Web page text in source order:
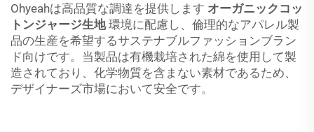
Ohyeahは高品質な調達を提供します オーガニックコッ
トンジャージ生地環境に配慮し、倫理的なアパレル製
品の生産を希望するサステナブルファッションブラン
ド向けです。当製品は有機栽培された綿を使用して製
造されており、化学物質を含まない素材であるため、
デザイナーズ市場において安全です。